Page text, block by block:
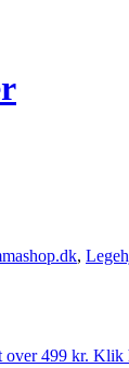
,
499 kr. Klik